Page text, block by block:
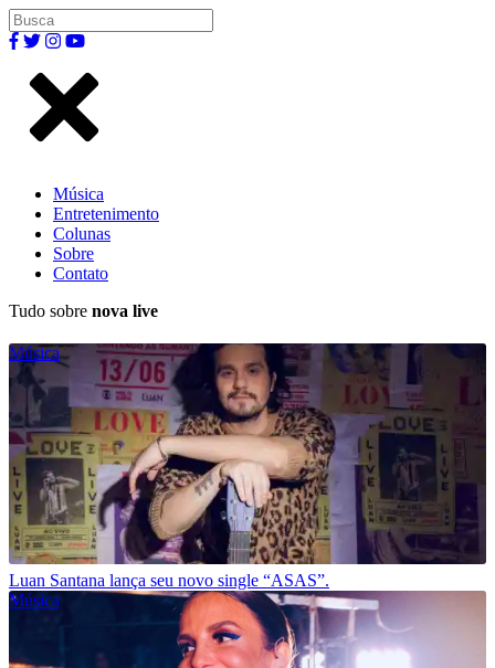
Música
Entretenimento
Colunas
Sobre
Contato
Tudo sobre nova live
Música
Luan Santana lança seu novo single “ASAS”.
Música